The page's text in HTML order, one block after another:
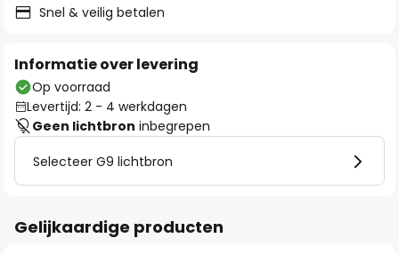
Snel & veilig betalen
Informatie over levering
Op voorraad
Levertijd: 2 - 4 werkdagen
Geen lichtbron inbegrepen
Selecteer G9 lichtbron
Gelijkaardige producten